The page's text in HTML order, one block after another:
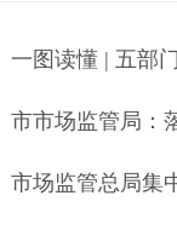
一图读懂 | 五部
市市场监管局：
市场监管总局集